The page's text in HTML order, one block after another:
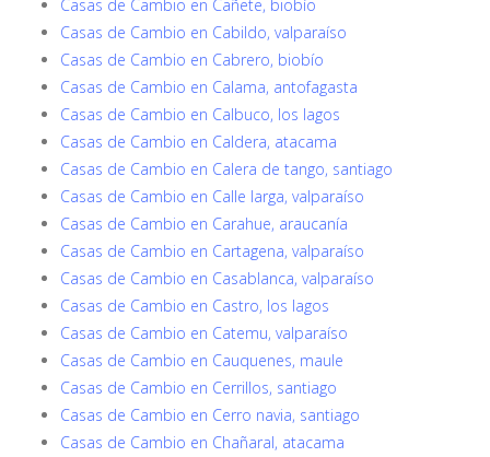
Casas de Cambio en Cañete, biobío
Casas de Cambio en Cabildo, valparaíso
Casas de Cambio en Cabrero, biobío
Casas de Cambio en Calama, antofagasta
Casas de Cambio en Calbuco, los lagos
Casas de Cambio en Caldera, atacama
Casas de Cambio en Calera de tango, santiago
Casas de Cambio en Calle larga, valparaíso
Casas de Cambio en Carahue, araucanía
Casas de Cambio en Cartagena, valparaíso
Casas de Cambio en Casablanca, valparaíso
Casas de Cambio en Castro, los lagos
Casas de Cambio en Catemu, valparaíso
Casas de Cambio en Cauquenes, maule
Casas de Cambio en Cerrillos, santiago
Casas de Cambio en Cerro navia, santiago
Casas de Cambio en Chañaral, atacama